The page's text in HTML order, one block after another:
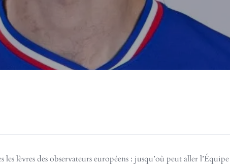
lèvres des observateurs européens : jusqu’où peut aller